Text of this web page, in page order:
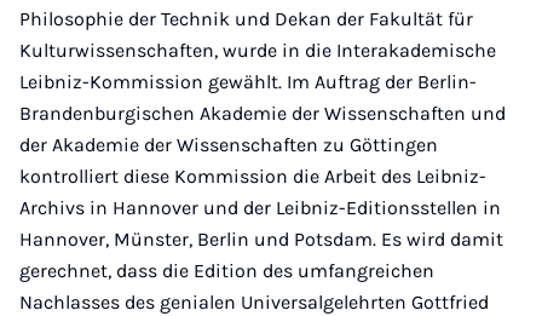
Philosophie der Technik und Dekan der Fakultät für
Kulturwissenschaften, wurde in die Interakademische
Leibniz-Kommission gewählt. Im Auftrag der Berlin-
Brandenburgischen Akademie der Wissenschaften und
der Akademie der Wissenschaften zu Göttingen
kontrolliert diese Kommission die Arbeit des Leibniz-
Archivs in Hannover und der Leibniz-Editionsstellen in
Hannover, Münster, Berlin und Potsdam. Es wird damit
gerechnet, dass die Edition des umfangreichen
Nachlasses des genialen Universalgelehrten Gottfried